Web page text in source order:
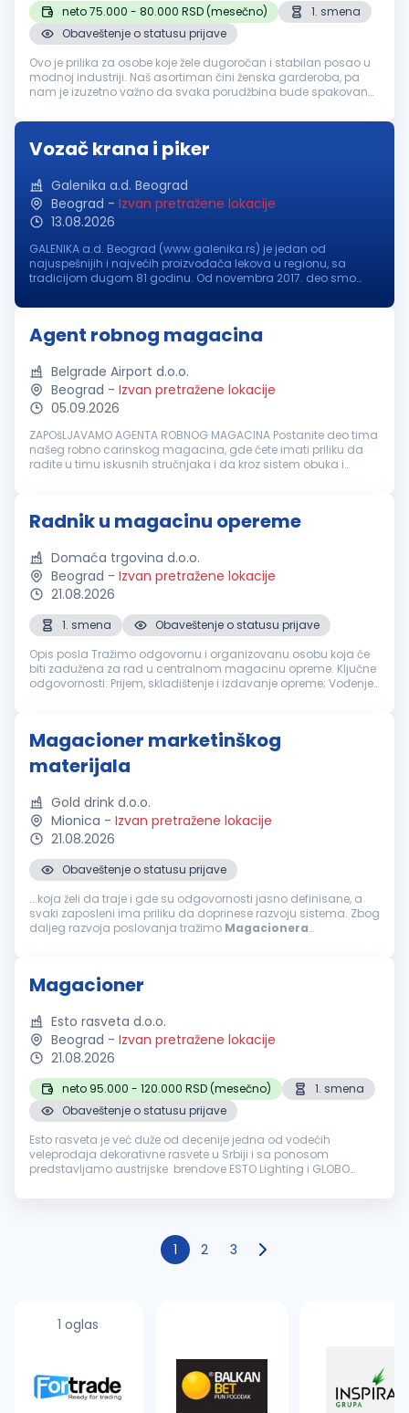
neto 75.000 - 80.000 RSD (mesečno)
1. smena
Obaveštenje o statusu prijave
Ovo je prilika za osobe koje žele dugoročan i stabilan posao u
modnoj industriji. Naš asortiman čini ženska garderoba, pa
nam je izuzetno važno da svaka porudžbina bude spakovana
Operativan r...
Vozač krana i piker
Galenika a.d. Beograd
Beograd - Izvan pretražene lokacije
13.08.2026
GALENIKA a.d. Beograd (www.galenika.rs) je jedan od
najuspešnijih i najvećih proizvođača lekova u regionu, sa
tradicijom dugom 81 godinu. Od novembra 2017. deo smo
najvećih farmaceutskih korporacij...
Agent robnog magacina
Belgrade Airport d.o.o.
Beograd - Izvan pretražene lokacije
05.09.2026
ZAPOšLJAVAMO AGENTA ROBNOG MAGACINA Postanite deo tima
našeg robno carinskog magacina, gde ćete imati priliku da
radite u timu iskusnih stručnjaka i da kroz sistem obuka i
Radnik u magacinu opereme
Domaća trgovina d.o.o.
Beograd - Izvan pretražene lokacije
21.08.2026
1. smena
Obaveštenje o statusu prijave
Opis posla Tražimo odgovornu i organizovanu osobu koja će
biti zadužena za rad u centralnom magacinu opreme. Ključne
odgovornosti: Prijem, skladištenje i izdavanje opreme; Vođenje
Magacioner marketinškog
materijala
Gold drink d.o.o.
Mionica - Izvan pretražene lokacije
21.08.2026
Obaveštenje o statusu prijave
...koja želi da traje i gde su odgovornosti jasno definisane, a
svaki zaposleni ima priliku da doprinese razvoju sistema. Zbog
daljeg razvoja poslovanja tražimo Magacionera
Magacioner
Esto rasveta d.o.o.
Beograd - Izvan pretražene lokacije
21.08.2026
neto 95.000 - 120.000 RSD (mesečno)
1. smena
Obaveštenje o statusu prijave
Esto rasveta je već duže od decenije jedna od vodećih
veleprodaja dekorativne rasvete u Srbiji i sa ponosom
predstavljamo austrijske brendove ESTO Lighting i GLOBO
našem rastuće...
1 2 3
1 oglas